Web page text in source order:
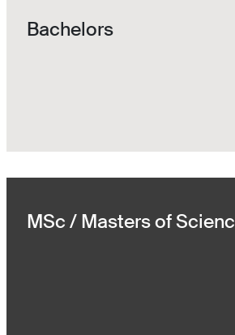
Bachelors
MSc / Masters of